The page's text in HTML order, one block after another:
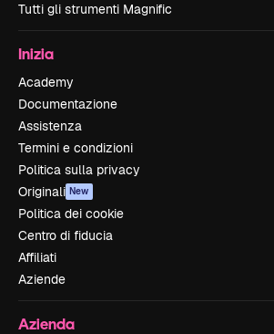
Tutti gli strumenti Magnific
Inizia
Academy
Documentazione
Assistenza
Termini e condizioni
Politica sulla privacy
Originali New
Politica dei cookie
Centro di fiducia
Affiliati
Aziende
Azienda